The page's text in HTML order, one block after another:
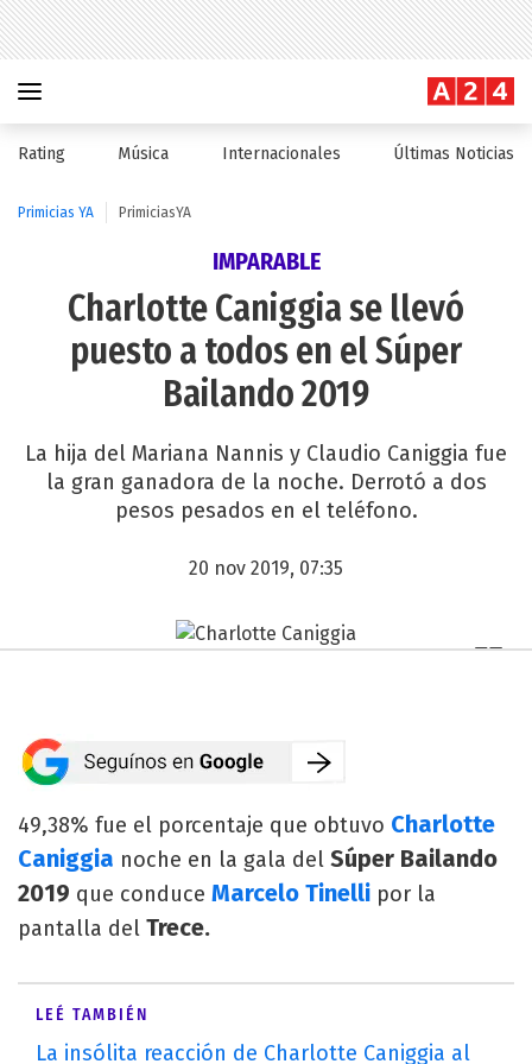
Rating Música Internacionales Últimas Noticias
Primicias YA PrimiciasYA
IMPARABLE
Charlotte Caniggia se llevó
puesto a todos en el Súper
Bailando 2019
La hija del Mariana Nannis y Claudio Caniggia fue
la gran ganadora de la noche. Derrotó a dos
pesos pesados en el teléfono.
20 nov 2019, 07:35
49,38% fue el porcentaje que obtuvo Charlotte
Caniggia noche en la gala del Súper Bailando
2019 que conduce Marcelo Tinelli por la
pantalla del Trece.
LEÉ TAMBIÉN
La insólita reacción de Charlotte Caniggia al